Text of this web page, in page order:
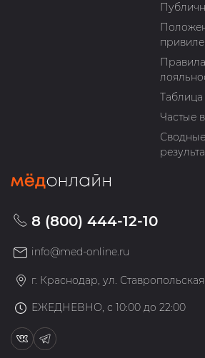
Частые
8 (800) 444-12-10
info@med-online.ru
г. Краснодар, ул.
ЕЖЕДНЕВНО, с 10:00 до 22:00